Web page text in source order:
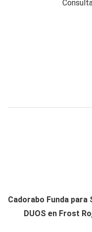
Cadorabo Funda para
DUOS en Frost